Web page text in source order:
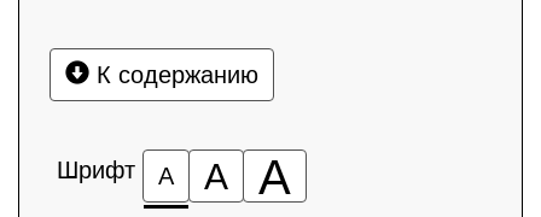
К содержанию
Шрифт А А А